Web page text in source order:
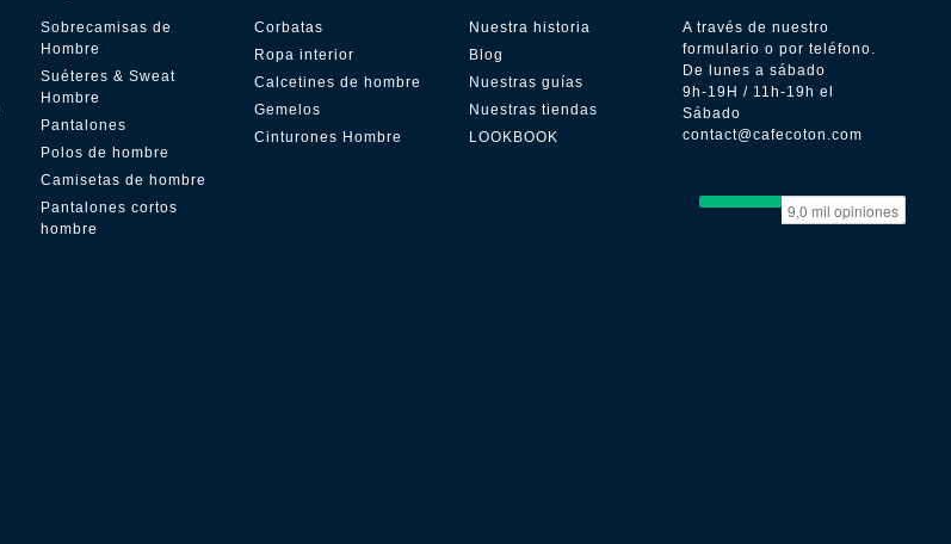
Sobrecamisas de
Hombre
Suéteres & Sweat
Hombre
Pantalones
Polos de hombre
Camisetas de hombre
Pantalones cortos
hombre
Corbatas
Ropa interior
Calcetines de hombre
Gemelos
Cinturones Hombre
Nuestra historia
Blog
Nuestras guías
Nuestras tiendas
LOOKBOOK
A través de nuestro
formulario o por teléfono.
De lunes a sábado
9h-19H / 11h-19h el
Sábado
contact@cafecoton.com